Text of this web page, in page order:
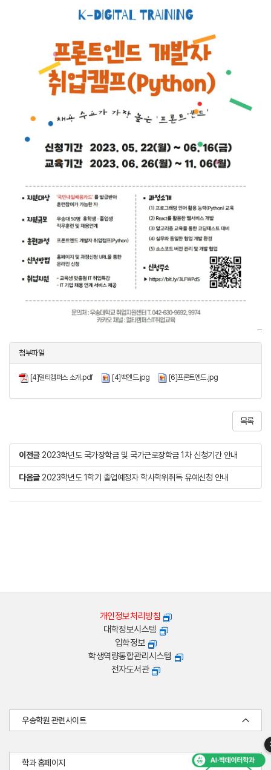
첨부파일
[4]멀티캠퍼스 소개.pdf [4]백엔드.jpg [6]프론트엔드.jpg
목록
이전글 2023학년도 국가장학금 및 국가근로장학금 1차 신청기간 안내
다음글 2023학년도 1학기 졸업예정자 학사학위취득 유예신청 안내
개인정보처리방침
대학정보시스템
입학정보
학생역량통합관리시스템
전자도서관
우송학원 관련사이트
학과 홈페이지